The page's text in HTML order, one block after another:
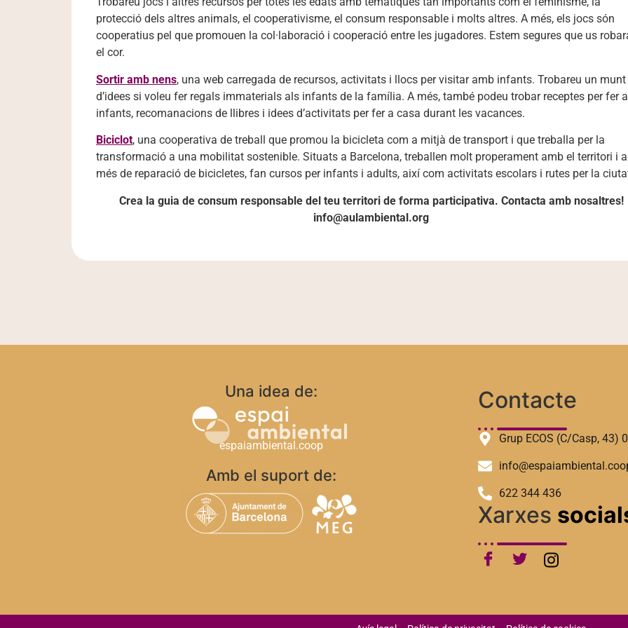
protecció dels altres animals, el cooperativisme, el consum responsable i molts altres. A més, els jocs són
cooperatius pel que promouen la col·laboració i cooperació entre les jugadores. Estem segures que us
el cor.
Sortir amb nens, una web carregada de recursos, activitats i llocs per visitar amb infants. Trobareu un munt
d’idees si voleu fer regals immaterials als infants de la família. A més, també podeu trobar receptes per fer
infants, recomanacions de llibres i idees d’activitats per fer a casa durant les vacances.
Biciclot, una cooperativa de treball que promou la bicicleta com a mitjà de transport i que treballa per la
transformació a una mobilitat sostenible. Situats a Barcelona, treballen molt properament amb el territori i a
més de reparació de bicicletes, fan cursos per infants i adults, així com activitats escolars i rutes per la
Crea la guia de consum responsable del teu territori de forma participativa. Contacta amb nosaltres!
info@aulambiental.org
Una idea de:
espaiambiental.coop
Amb el suport de:
Contacte
Grup ECOS (C/Casp, 43)
622 344 436
Xarxes